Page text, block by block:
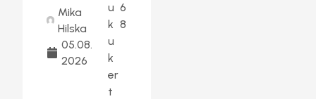
Mika
Hilska
05.08.
2026
u
k
u
k
er
t
6
8